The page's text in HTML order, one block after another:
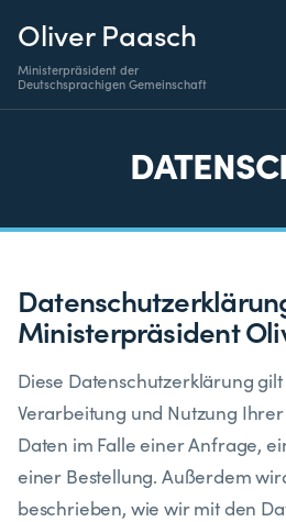
Oliver Paasch
Ministerpräsident der
Deutschsprachigen Gemeinschaft
Ministerpräsident
​Diese Datenschutzerklärung
Verarbeitung und Nutzung
Daten im Falle einer Anfrage,
einer Bestellung. Außerdem
beschrieben, wie wir mit den